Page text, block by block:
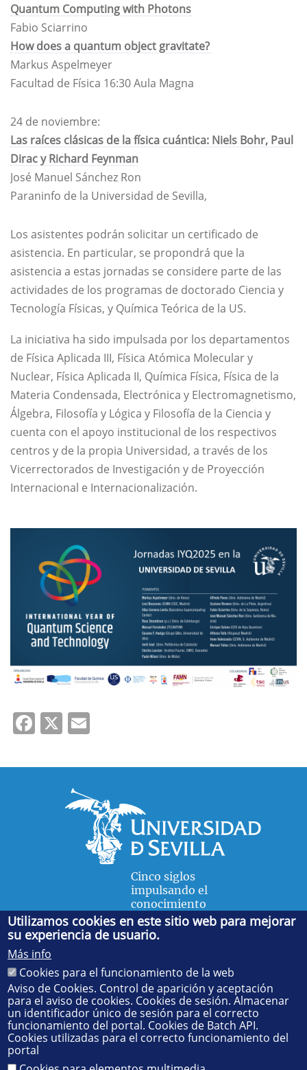
Quantum Computing with Photons
Fabio Sciarrino
How does a quantum object gravitate?
Markus Aspelmeyer
Facultad de Física 16:30Aula Magna
24 de noviembre:
Las raíces clásicas de la física cuántica: Niels Bohr, Paul
Dirac y Richard Feynman
José Manuel Sánchez Ron
Paraninfo de la Universidad de Sevilla,
Los asistentes podrán solicitar un certificado de
asistencia. En particular, se propondrá que la
asistencia a estas jornadas se considere parte de las
actividades de los programas de doctorado Ciencia y
Tecnología Físicas, y Química Teórica de la US.
La iniciativa ha sido impulsada por los departamentos
de Física Aplicada III, Física Atómica Molecular y
Nuclear, Física Aplicada II, Química Física, Física de la
Materia Condensada, Electrónica y Electromagnetismo,
Álgebra, Filosofía y Lógica y Filosofía de la Ciencia y
cuenta con el apoyo institucional de los respectivos
centros y de la propia Universidad, a través de los
Vicerrectorados de Investigación y de Proyección
Internacional e Internacionalización.
Facebook
X
Cinco siglos
impulsando el
conocimiento
FACULTAD DE FÍSICA
Avda. de la Reina Mercedes, s/n. 41012 Sevilla. Tel.:
55 28 91. Administración:administradorfisica@us.es
Secretaría:jsecfisi@us.es- Decanato:ffisaog@us.es
Utilizamos cookies en este sitio web para mejorar
su experiencia de usuario.
Más info
Cookies para el funcionamiento de la web
Aviso de Cookies. Control de aparición y aceptación
para el aviso de cookies. Cookies de sesión. Almacenar
un identificador único de sesión para el correcto
funcionamiento del portal. Cookies de Batch API.
Cookies utilizadas para el correcto funcionamiento del
portal